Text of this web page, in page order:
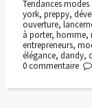
Tendances modes
york, preppy,
ouverture,
à porter, homme,
entrepreneurs,
élégance, dandy,
0 commentaire